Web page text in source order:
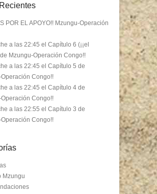
POR EL APOYO!! Mzungu-Operación
a las 22:45 el Capítulo 6 (¡¡el
Mzungu-Operación Congo!!
a las 22:45 el Capítulo 5 de
Congo!!
a las 22:45 el Capítulo 4 de
Congo!!
a las 22:55 el Capítulo 3 de
Congo!!
Mzungu